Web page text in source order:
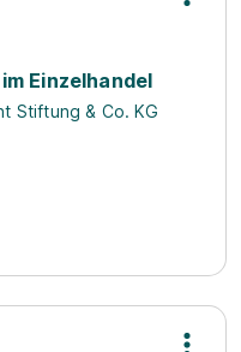
Einzelhandel
Stiftung & Co. KG